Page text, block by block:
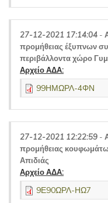
27-12-2021 17:14:04 -
προμήθειας έξυπνων
περιβάλλοντα χώρο
Αρχείο ΑΔΑ:
99ΗΜΩΡΛ-4ΦΝ
27-12-2021 12:22:59 -
προμήθειας
Απιδιάς
Αρχείο ΑΔΑ:
9Ε90ΩΡΛ-ΗΩ7